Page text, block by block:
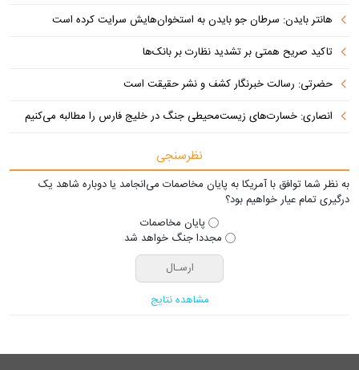
هانتر بایدن: سرطان جو بایدن به استخوان‌هایش سرایت کرده است
تاکید صریح همتی بر تشدید نظارت بر بانک‌ها
حضرتی: رسالت خبرنگار کشف و نشر حقیقت است
انصاری: خسارت‌های زیست‌محیطی جنگ در خلیج فارس را مطالبه‌ می‌کنیم
نظرسنجی
به نظر شما توافق با آمریکا به پایان مخاصمات می‌انجامد یا دوباره شاهد یک
درگیری تمام عیار خواهیم بود؟
پایان مخاصمات
مجددا جنگ خواهد شد
مشاهده نتایج